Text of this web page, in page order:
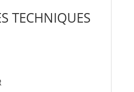
TECHNIQUES